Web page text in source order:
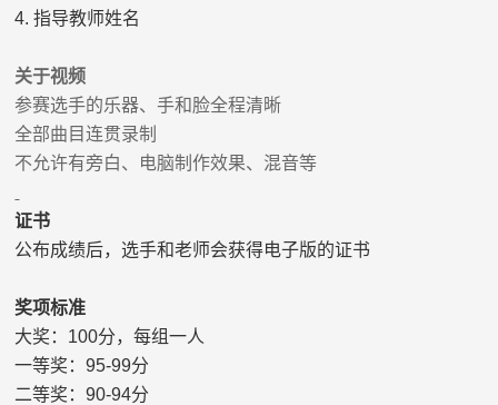
4.指导教师姓名
关于视频
参赛选手的乐器、手和脸全程清晰
全部曲目连贯录制
不允许有旁白、电脑制作效果、混音等
证书
公布成绩后，选手和老师会获得电子版的证书
奖项标准
大奖： 100分，每组一人
一等奖：95-99分
二等奖：90-94分